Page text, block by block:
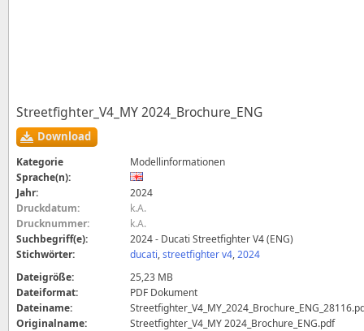
Streetfighter_V4_MY 2024_Brochure_ENG
Download
Kategorie
Modellinformationen
Sprache(n):
Jahr:
2024
Druckdatum:
k.A.
Drucknummer:
k.A.
Suchbegriff(e):
2024 - Ducati Streetfighter V4 (ENG)
Stichwörter:
ducati,streetfighter v4,2024
Dateigröße:
25,23 MB
Dateiformat:
PDF Dokument
Dateiname:
Originalname:
Streetfighter_V4_MY 2024_Brochure_ENG.pdf